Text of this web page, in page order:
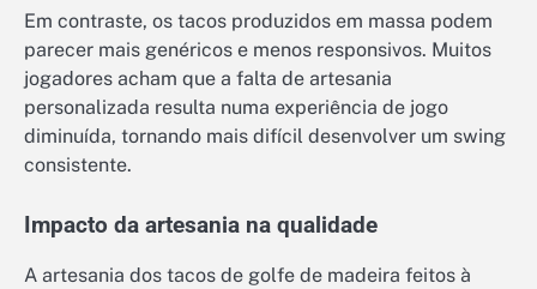
Em contraste, os tacos produzidos em massa podem
parecer mais genéricos e menos responsivos. Muitos
jogadores acham que a falta de artesania
personalizada resulta numa experiência de jogo
diminuída, tornando mais difícil desenvolver um swing
consistente.
Impacto da artesania na qualidade
A artesania dos tacos de golfe de madeira feitos à